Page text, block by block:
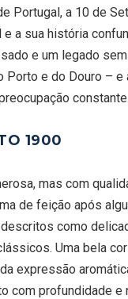
Portugal, a 10 de
a sua história
e um legado
e do Douro – e
constante.
1900
mas com
de feição após
como
Uma bela
expressão
com profundidade